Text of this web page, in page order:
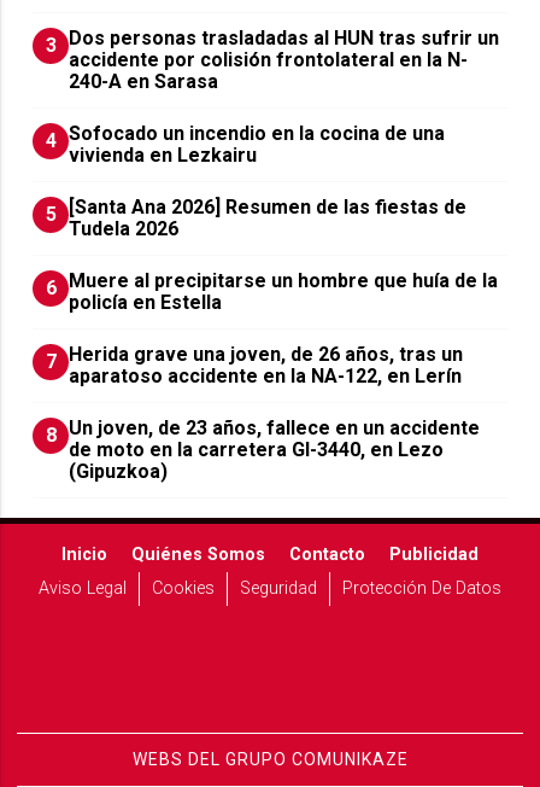
3
​Dos personas trasladadas al HUN tras sufrir un
accidente por colisión frontolateral en la N-
240-A en Sarasa
4 Sofocado un incendio en la cocina de una
vivienda en Lezkairu
5
[Santa Ana 2026] Resumen de las fiestas de
Tudela 2026
6
Muere al precipitarse un hombre que huía de la
policía en Estella
7
Herida grave una joven, de 26 años, tras un
aparatoso accidente en la NA-122, en Lerín
8 Un joven, de 23 años, fallece en un accidente
de moto en la carretera GI-3440, en Lezo
(Gipuzkoa)
Inicio Quiénes Somos Contacto
Publicidad
Aviso Legal
Cookies Seguridad Protección De Datos
WEBS DEL GRUPO COMUNIKAZE